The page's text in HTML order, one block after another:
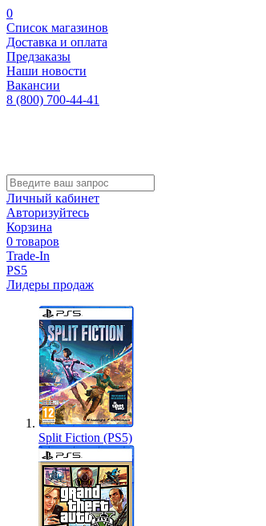
0
Список магазинов
Доставка и оплата
Предзаказы
Наши новости
Вакансии
8 (800) 700-44-41
Личный кабинет
Авторизуйтесь
Корзина
0 товаров
Trade-In
PS5
Лидеры продаж
Split Fiction (PS5)